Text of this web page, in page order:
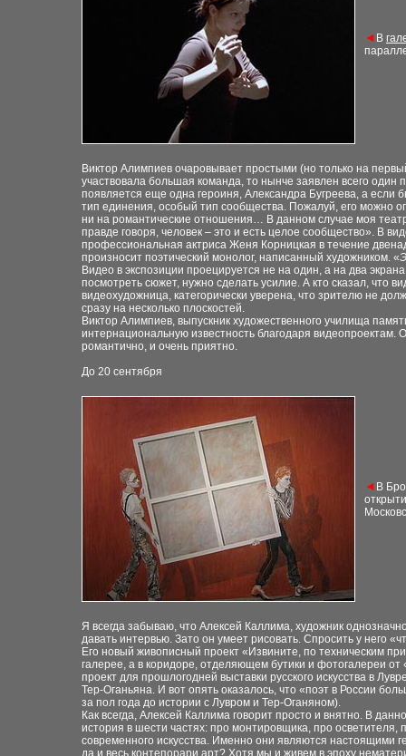
◄ В г
Виктор Алимпиев очаровывает простыми (но только на
участвовала большая команда, то нынче заявлен всего
появляется еще одна героиня, Александра Бугреева, а
тип единения, особый тип сообщества. Пожалуй, его можно
ни на романтические отношения… В данном случае моя
правде говоря, человек – это и есть целое сообщество». В
профессиональная актриса Женя Корницкая в течение
произносит поэтический монолог, написанный художником. «
Видео в экспозиции проецируется не на один, а на два
посмотреть сюжет, нужно сделать усилие. А кто сказал,
видеохудожница, категорически уверена, что зрителю не
сразу на несколько плоскостей.
Виктор Алимпиев, выпускник художественного училища
интернациональную известность благодаря
романтично, и очень приятно.
До 20 сентября
◄ В
Я всегда забываю, что Алексей Каллима, художник
давать интервью. Зато он умеет рисовать. Спросить у него
Его новый живописный проект «Извините, по техническим
галерее, а в коридоре, отделяющем бутики и фотогалереи
проект для прошлогодней выставки русского искусства в
Тер-Оганьяна. И вот опять оказалось, что «поэт в России
за пол года до истории с Лувром и Тер-Оганяном).
Как всегда, Алексей Каллима говорит просто и внятно. В
история в шести частях: про монтировщика, про осветителя,
современного искусства. Именно они являются настоящими
да и весь контепорари арт? Хотя мы и живем в эпоху